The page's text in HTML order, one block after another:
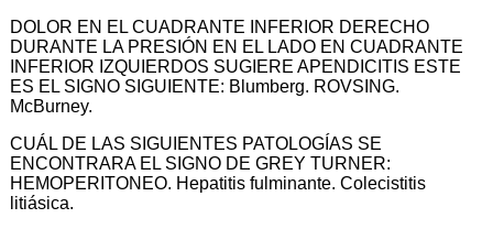
DOLOR EN EL CUADRANTE INFERIOR DERECHO
DURANTE LA PRESIÓN EN EL LADO EN CUADRANTE
INFERIOR IZQUIERDOS SUGIERE APENDICITIS ESTE
ES EL SIGNO SIGUIENTE: Blumberg. ROVSING.
McBurney.
CUÁL DE LAS SIGUIENTES PATOLOGÍAS SE
ENCONTRARA EL SIGNO DE GREY TURNER:
HEMOPERITONEO. Hepatitis fulminante. Colecistitis
litiásica.